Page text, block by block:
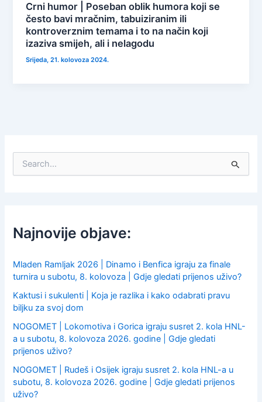
Crni humor | Poseban oblik humora koji se
često bavi mračnim, tabuiziranim ili
kontroverznim temama i to na način koji
izaziva smijeh, ali i nelagodu
Srijeda, 21. kolovoza 2024.
f
o
:
Najnovije objave:
Mladen Ramljak 2026 | Dinamo i Benfica igraju za finale
turnira u subotu, 8. kolovoza | Gdje gledati prijenos uživo?
Kaktusi i sukulenti | Koja je razlika i kako odabrati pravu
biljku za svoj dom
NOGOMET | Lokomotiva i Gorica igraju susret 2. kola HNL-
a u subotu, 8. kolovoza 2026. godine | Gdje gledati
prijenos uživo?
NOGOMET | Rudeš i Osijek igraju susret 2. kola HNL-a u
subotu, 8. kolovoza 2026. godine | Gdje gledati prijenos
uživo?